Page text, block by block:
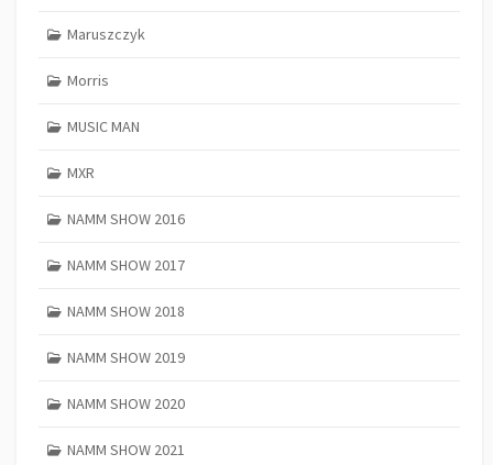
Maruszczyk
Morris
MUSIC MAN
MXR
NAMM SHOW 2016
NAMM SHOW 2017
NAMM SHOW 2018
NAMM SHOW 2019
NAMM SHOW 2020
NAMM SHOW 2021